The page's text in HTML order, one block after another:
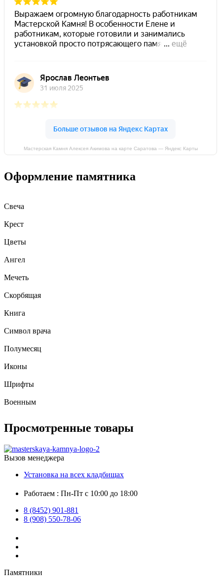
Мастерская Камня Алексея Акимова на карте Саратова — Яндекс Карты
Оформление памятника
Свеча
Крест
Цветы
Ангел
Мечеть
Скорбящая
Книга
Символ врача
Полумесяц
Иконы
Шрифты
Военным
Просмотренные товары
Вызов менеджера
Установка на всех кладбищах
Работаем : Пн-Пт с 10:00 до 18:00
8 (8452) 901-881
8 (908) 550-78-06
Памятники